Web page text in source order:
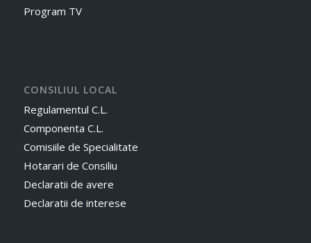
Program TV
CONSILIUL LOCAL
Regulamentul C.L.
Componenta C.L.
Comisiile de Specialitate
Hotarari de Consiliu
Declaratii de avere
Declaratii de interese